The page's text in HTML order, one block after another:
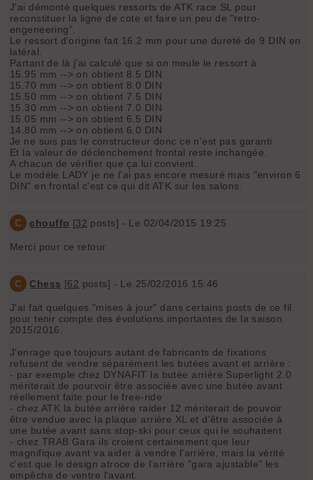
J'ai démonté quelques ressorts de ATK race SL pour
reconstituer la ligne de cote et faire un peu de "retro-
engeneering".
Le ressort d'origine fait 16.2 mm pour une dureté de 9 DIN en
latéral.
Partant de là j'ai calculé que si on meule le ressort à
15.95 mm --> on obtient 8.5 DIN
15.70 mm --> on obtient 8.0 DIN
15.50 mm --> on obtient 7.5 DIN
15.30 mm --> on obtient 7.0 DIN
15.05 mm --> on obtient 6.5 DIN
14.80 mm --> on obtient 6.0 DIN
Je ne suis pas le constructeur donc ce n'est pas garanti.
Et la valeur de déclenchement frontal reste inchangée.
A chacun de vérifier que ça lui convient.
Le modèle LADY je ne l'ai pas encore mesuré mais "environ 6
DIN" en frontal c'est ce qui dit ATK sur les salons.
C chouffo [32 posts] - Le 02/04/2015 19:25
Merci pour ce retour
C Chess [62 posts] - Le 25/02/2016 15:46
J'ai fait quelques "mises à jour" dans certains posts de ce fil
pour tenir compte des évolutions importantes de la saison
2015/2016.
J'enrage que toujours autant de fabricants de fixations
refusent de vendre séparément les butées avant et arrière :
- par exemple chez DYNAFIT la butée arrière Superlight 2.0
mériterait de pourvoir être associée avec une butée avant
réellement faite pour le free-ride
- chez ATK la butée arrière raider 12 mériterait de pouvoir
être vendue avec la plaque arrière XL et d'être associée à
une butée avant sans stop-ski pour ceux qui le souhaitent
- chez TRAB Gara ils croient certainement que leur
magnifique avant va aider à vendre l'arrière, mais la vérité
c'est que le design atroce de l'arrière "gara ajustable" les
empêche de ventre l'avant.